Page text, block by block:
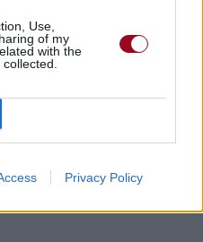
Use,
of my
with the
Privacy Policy
Corriger une erreur